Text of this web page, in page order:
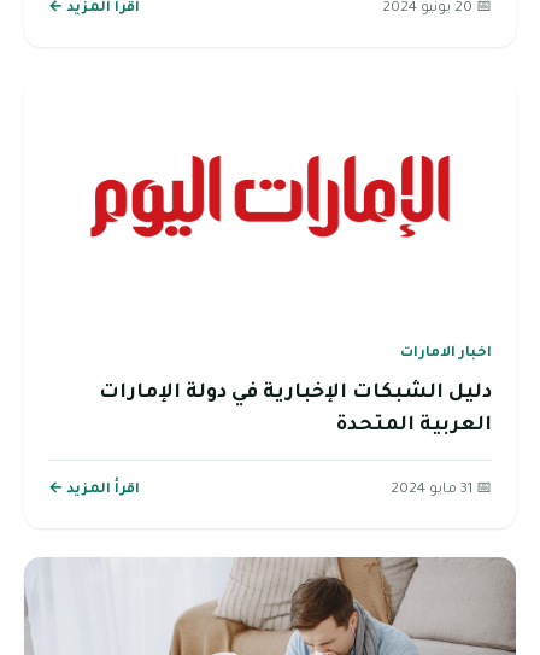
📅 20 يونيو 2024 اقرأ المزيد ←
اخبار الامارات
دليل الشبكات الإخبارية في دولة الإمارات
العربية المتحدة
📅 31 مايو 2024 اقرأ المزيد ←